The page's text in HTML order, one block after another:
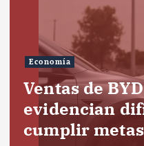
Economía
Ventas de
evidencian
cumplir